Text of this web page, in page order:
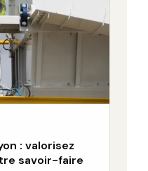
: valorisez
savoir-faire